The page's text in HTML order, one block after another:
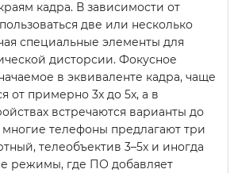
кадра. В зависимости от
две или несколько
специальные элементы для
дисторсии. Фокусное
в эквиваленте кадра, чаще
от примерно 3x до 5x, а в
встречаются варианты до
многие телефоны предлагают три
телеобъектив 3–5x и иногда
режимы, где ПО добавляет